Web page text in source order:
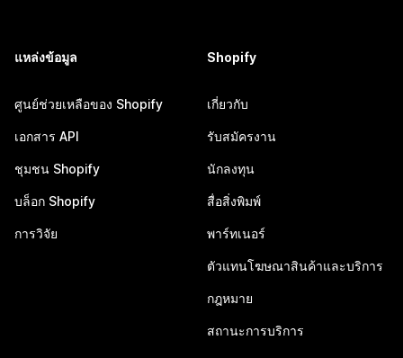
แหล่งข้อมูล
ศูนย์ช่วยเหลือของ Shopify
เอกสาร API
ชุมชน Shopify
บล็อก Shopify
การวิจัย
Shopify
เกี่ยวกับ
รับสมัครงาน
นักลงทุน
สื่อสิ่งพิมพ์
พาร์ทเนอร์
ตัวแทนโฆษณาสินค้าและบริการ
กฎหมาย
สถานะการบริการ